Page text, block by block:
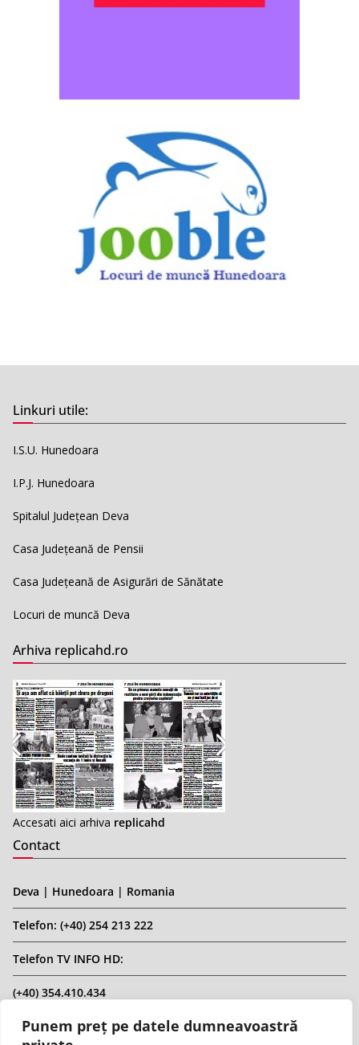
Punem preț pe datele dumneavoastră
Linkuri utile:
I.S.U. Hunedoara
I.P.J. Hunedoara
Spitalul Județean Deva
Casa Județeană de Pensii
Casa Județeană de Asigurări de Sănătate
Locuri de muncă Deva
Arhiva replicahd.ro
Accesati aici arhiva replicahd
Contact
Deva | Hunedoara | Romania
Telefon: (+40) 254 213 222
Telefon TV INFO HD:
(+40) 354.410.434
Email: infohd20@gmail.com